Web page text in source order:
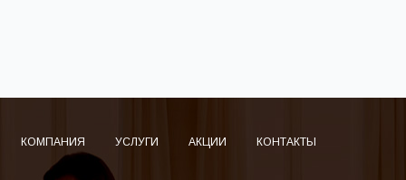
КОМПАНИЯ УСЛУГИ АКЦИИ КОНТАКТЫ